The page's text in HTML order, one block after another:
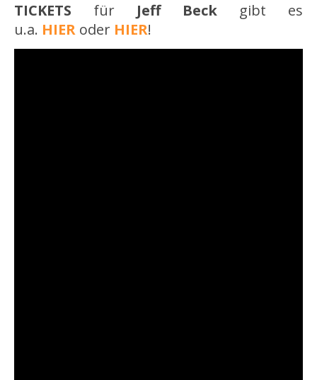
TICKETS für Jeff Beck gibt es
u.a. HIER oder HIER!